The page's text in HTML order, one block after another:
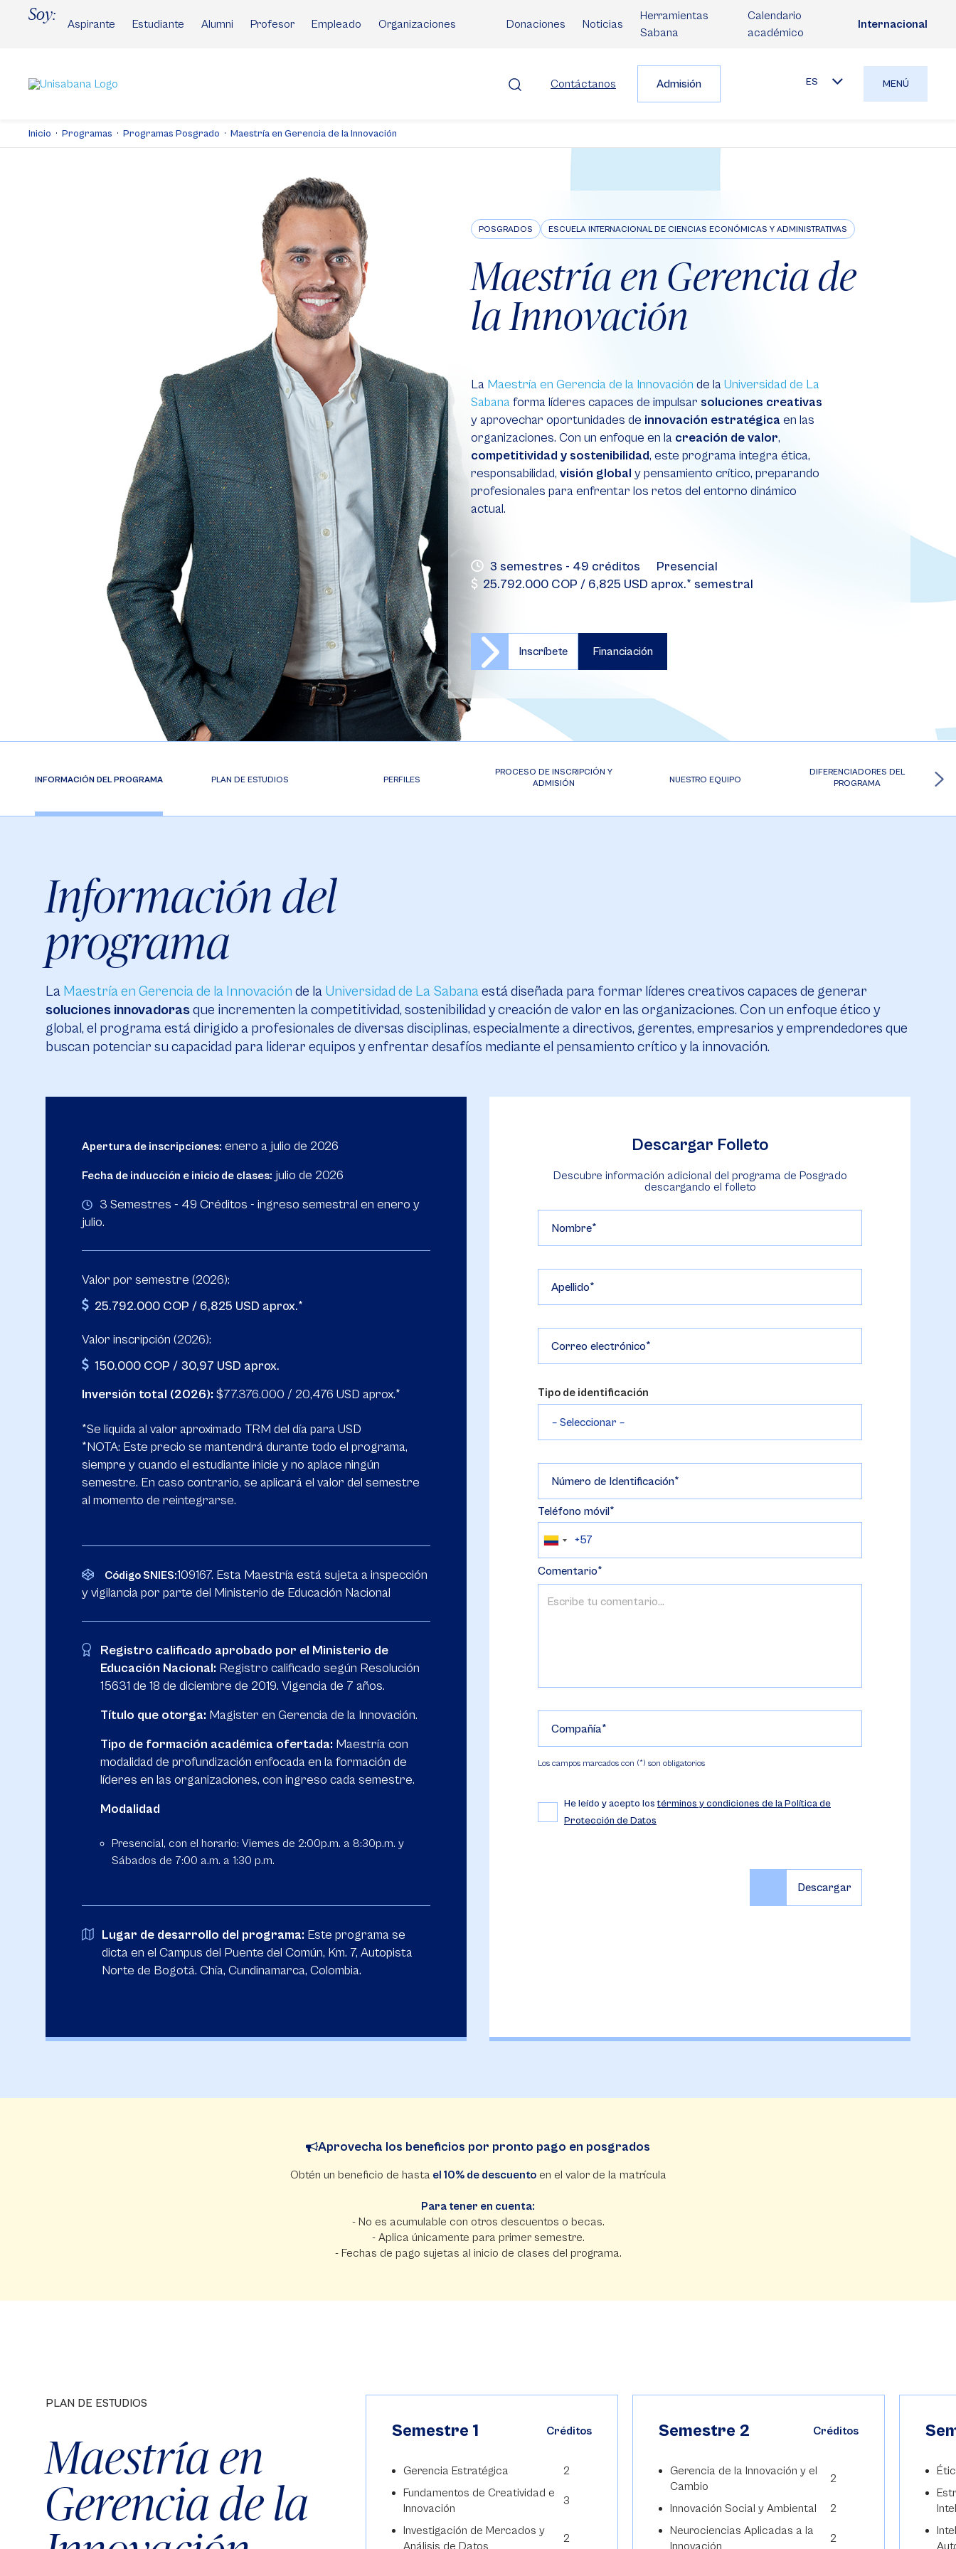
Soy:
Aspirante Estudiante Alumni Profesor Empleado Organizaciones Donaciones Noticias
Herramientas
Sabana
Calendario
académico
Internacional
Contáctanos Admisión ES MENÚ
Inicio Programas Programas Posgrado Maestría en Gerencia de la Innovación
POSGRADOS ESCUELA INTERNACIONAL DE CIENCIAS ECONÓMICAS Y ADMINISTRATIVAS
Maestría en Gerencia de
la Innovación
La Maestría en Gerencia de la Innovación de laUniversidad de La
Sabanaforma líderes capaces de impulsar soluciones creativas
y aprovechar oportunidades de innovación estratégica en las
organizaciones. Con un enfoque en la creación de valor,
competitividad y sostenibilidad, este programa integra ética,
responsabilidad, visión global y pensamiento crítico, preparando
profesionales para enfrentar los retos del entorno dinámico
actual.
3 semestres - 49 créditos
Presencial
25.792.000 COP / 6,825 USD aprox.* semestral
Inscríbete Financiación
INFORMACIÓN DEL PROGRAMA PLAN DE ESTUDIOS PERFILES
PROCESO DE INSCRIPCIÓN Y
ADMISIÓN
NUESTRO EQUIPO
DIFERENCIADORES DEL
PROGRAMA
Información del
programa
La Maestría en Gerencia de la Innovación de la Universidad de La Sabanaestá diseñada para formar líderes creativos capaces de generar
soluciones innovadorasque incrementen la competitividad, sostenibilidad y creación de valor en las organizaciones. Con un enfoque ético y
global, el programa está dirigido a profesionales de diversas disciplinas, especialmente a directivos, gerentes, empresarios y emprendedores que
buscan potenciar su capacidad para liderar equipos y enfrentar desafíos mediante el pensamiento crítico y la innovación.
Apertura de inscripciones: enero a julio de 2026
Fecha de inducción e inicio de clases: julio de 2026
3 Semestres - 49 Créditos - ingreso semestral en enero y
julio.
Valor por semestre (2026):
25.792.000 COP / 6,825 USD aprox.*
Valor inscripción (2026):
150.000 COP / 30,97 USD aprox.
Inversión total (2026): $77.376.000 / 20,476 USD aprox.*
*Se liquida al valor aproximado TRM del día para USD
*NOTA: Este precio se mantendrá durante todo el programa,
siempre y cuando el estudiante inicie y no aplace ningún
semestre. En caso contrario, se aplicará el valor del semestre
al momento de reintegrarse.
Código SNIES:109167. Esta Maestría está sujeta a inspección
y vigilancia por parte del Ministerio de Educación Nacional
Registro calificado aprobado por el Ministerio de
Educación Nacional: Registro calificado según Resolución
15631 de 18 de diciembre de 2019. Vigencia de 7 años.
Título que otorga: Magister en Gerencia de la Innovación.
Tipo de formación académica ofertada: Maestría con
modalidad de profundización enfocada en la formación de
líderes en las organizaciones, con ingreso cada semestre.
Modalidad
Presencial, con el horario: Viernes de 2:00p.m. a 8:30p.m. y
Sábados de 7:00 a.m. a 1:30 p.m.
Lugar de desarrollo del programa: Este programa se
dicta en el Campus del Puente del Común, Km. 7, Autopista
Norte de Bogotá. Chía, Cundinamarca, Colombia.
Descargar Folleto
Descubre información adicional del programa de Posgrado
descargando el folleto
Nombre
Apellido
Correo electrónico
Tipo de identificación
Número de Identificación
Teléfono móvil
Comentario
Compañía
Los campos marcados con (*) son obligatorios
He leído y acepto lostérminos y condiciones de la Política de
Protección de Datos
Aprovecha los beneficios por pronto pago en posgrados
Obtén un beneficio de hasta el 10% de descuentoen el valor de la matrícula
Para tener en cuenta:
- No es acumulable con otros descuentos o becas.
- Aplica únicamente para primer semestre.
- Fechas de pago sujetas al inicio de clases del programa.
PLAN DE ESTUDIOS
Maestría en
Gerencia de la
Ética y Compromiso Social
Estrategia de Propiedad
Intelectual para la Innovación
2
Inteligencia Artificial,
Automatización y Procesos
Semestre 1 Créditos
Gerencia Estratégica
2
Fundamentos de Creatividad e
Innovación
3
Investigación de Mercados y
Análisis de Datos
2
Semestre 2 Créditos
Gerencia de la Innovación y el
Cambio
2
Innovación Social y Ambiental
2
Neurociencias Aplicadas a la
Innovación
2